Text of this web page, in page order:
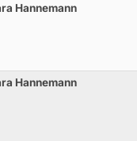
Hannemann
Hannemann